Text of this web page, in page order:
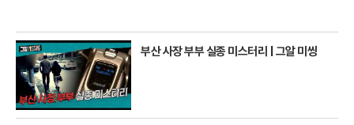
부산 사장 부부 실종 미스터리 | 그알 미씽